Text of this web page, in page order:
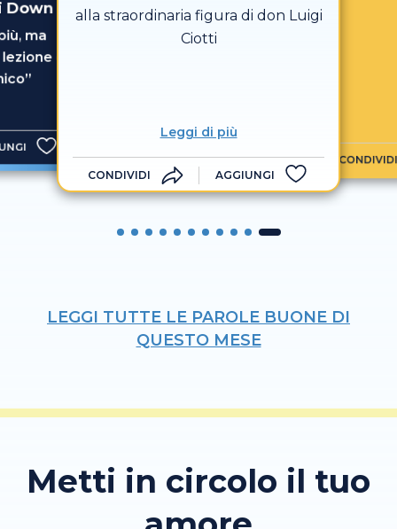
Down
ma
di
alla straordinaria figura di don Luigi
Ciotti
Leggi di più
CONDIVIDI AGGIUNGI
CONDIVIDI
LEGGI TUTTE LE PAROLE BUONE DI
QUESTO MESE
Metti in circolo il tuo